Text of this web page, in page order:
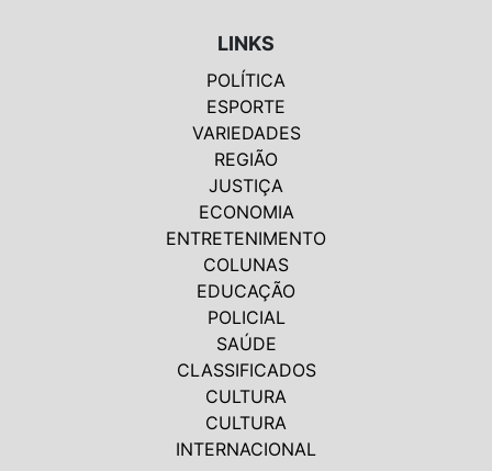
LINKS
POLÍTICA
ESPORTE
VARIEDADES
REGIÃO
JUSTIÇA
ECONOMIA
ENTRETENIMENTO
COLUNAS
EDUCAÇÃO
POLICIAL
SAÚDE
CLASSIFICADOS
CULTURA
CULTURA
INTERNACIONAL